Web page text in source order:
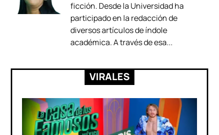
ficción. Desde la Universidad ha
participado en la redacción de
diversos artículos de índole
académica. A través de esa...
VIRALES